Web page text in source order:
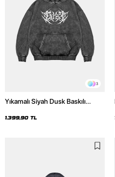
3
Yıkamalı Siyah Dusk Baskılı
1.399,90 TL